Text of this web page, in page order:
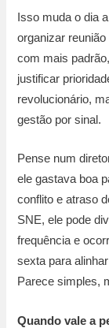
Isso muda o dia
organizar
com mais
justificar
revolucionário,
gestão por sinal.
Pense num
ele gastava boa
conflito e atraso
SNE, ele pode
frequência e
sexta para
Parece simples,
Quando vale a